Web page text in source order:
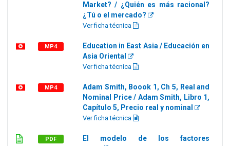
Market? / ¿Quién es más racional?
¿Tú o el mercado?
Ver ficha técnica
MP4
Education in East Asia / Educación en
Asia Oriental
Ver ficha técnica
MP4
Adam Smith, Boook 1, Ch 5, Real and
Nominal Price / Adam Smith, Libro 1,
Capítulo 5, Precio real y nominal
Ver ficha técnica
PDF
El modelo de los factores